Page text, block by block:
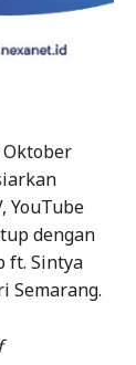
Oktober
YouTube
dengan
ft. Sintya
Semarang.